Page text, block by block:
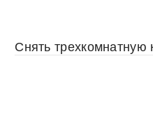
Снять трехкомнатную